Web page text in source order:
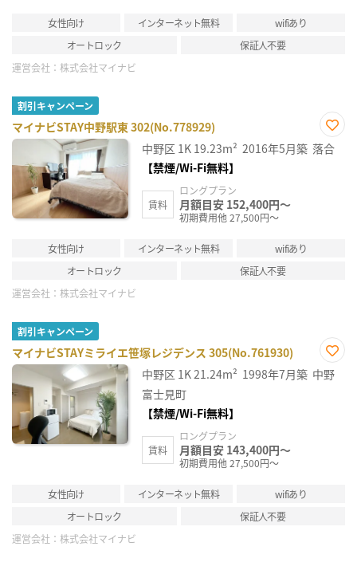
女性向け インターネット無料
wifiあり
オートロック
保証人不要
運営会社： 株式会社マイナビ
割引キャンペーン
マイナビSTAY中野駅東 302(No.778929)
お気
に入
中野区 1K 19.23m² 2016年5月築 落合
【禁煙/Wi-Fi無料】
賃料
ロングプラン
月額目安 152,400円～
初期費用他 27,500円～
女性向け インターネット無料
wifiあり
オートロック
保証人不要
運営会社： 株式会社マイナビ
割引キャンペーン
マイナビSTAYミライエ笹塚レジデンス 305(No.761930)
お気
に入
中野区 1K21.24m² 1998年7月築 中野
富士見町
【禁煙/Wi-Fi無料】
賃料
ロングプラン
月額目安 143,400円～
初期費用他 27,500円～
女性向け インターネット無料
wifiあり
オートロック
保証人不要
運営会社： 株式会社マイナビ